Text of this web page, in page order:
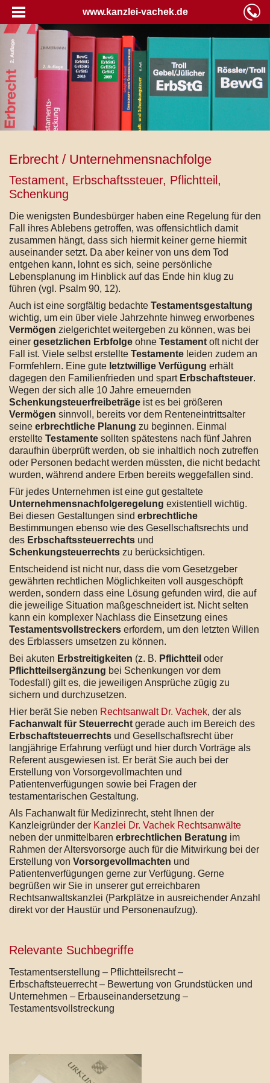
www.kanzlei-vachek.de
Erbrecht / Unternehmensnachfolge
Testament, Erbschaftssteuer, Pflichtteil,
Schenkung
Die wenigsten Bundesbürger haben eine Regelung für den
Fall ihres Ablebens getroffen, was offensichtlich damit
zusammen hängt, dass sich hiermit keiner gerne hiermit
auseinander setzt. Da aber keiner von uns dem Tod
entgehen kann, lohnt es sich, seine persönliche
Lebensplanung im Hinblick auf das Ende hin klug zu
führen (vgl. Psalm 90, 12).
Auch ist eine sorgfältig bedachte Testamentsgestaltung
wichtig, um ein über viele Jahrzehnte hinweg erworbenes
Vermögen zielgerichtet weitergeben zu können, was bei
einer gesetzlichen Erbfolge ohne Testament oft nicht der
Fall ist. Viele selbst erstellte Testamente leiden zudem an
Formfehlern. Eine gute letztwillige Verfügung erhält
dagegen den Familienfrieden und spart Erbschaftsteuer.
Wegen der sich alle 10 Jahre erneuernden
Schenkungsteuerfreibeträge ist es bei größeren
Vermögen sinnvoll, bereits vor dem Renteneintrittsalter
seine erbrechtliche Planung zu beginnen. Einmal
erstellte Testamente sollten spätestens nach fünf Jahren
daraufhin überprüft werden, ob sie inhaltlich noch zutreffen
oder Personen bedacht werden müssten, die nicht bedacht
wurden, während andere Erben bereits weggefallen sind.
Für jedes Unternehmen ist eine gut gestaltete
Unternehmensnachfolgeregelung existentiell wichtig.
Bei diesen Gestaltungen sind erbrechtliche
Bestimmungen ebenso wie des Gesellschaftsrechts und
des Erbschaftssteuerrechts und
Schenkungsteuerrechts zu berücksichtigen.
Entscheidend ist nicht nur, dass die vom Gesetzgeber
gewährten rechtlichen Möglichkeiten voll ausgeschöpft
werden, sondern dass eine Lösung gefunden wird, die auf
die jeweilige Situation maßgeschneidert ist. Nicht selten
kann ein komplexer Nachlass die Einsetzung eines
Testamentsvollstreckers erfordern, um den letzten Willen
des Erblassers umsetzen zu können.
Bei akuten Erbstreitigkeiten (z. B. Pflichtteil oder
Pflichtteilsergänzung bei Schenkungen vor dem
Todesfall) gilt es, die jeweiligen Ansprüche zügig zu
sichern und durchzusetzen.
Hier berät Sie neben Rechtsanwalt Dr. Vachek, der als
Fachanwalt für Steuerrecht gerade auch im Bereich des
Erbschaftsteuerrechts und Gesellschaftsrecht über
langjährige Erfahrung verfügt und hier durch Vorträge als
Referent ausgewiesen ist. Er berät Sie auch bei der
Erstellung von Vorsorgevollmachten und
Patientenverfügungen sowie bei Fragen der
testamentarischen Gestaltung.
Als Fachanwalt für Medizinrecht, steht Ihnen der
Kanzleigründer der Kanzlei Dr. Vachek Rechtsanwälte
neben der unmittelbaren erbrechtlichen Beratung im
Rahmen der Altersvorsorge auch für die Mitwirkung bei der
Erstellung von Vorsorgevollmachten und
Patientenverfügungen gerne zur Verfügung. Gerne
begrüßen wir Sie in unserer gut erreichbaren
Rechtsanwaltskanzlei (Parkplätze in ausreichender Anzahl
direkt vor der Haustür und Personenaufzug).
Relevante Suchbegriffe
Testamentserstellung – Pflichtteilsrecht –
Erbschaftsteuerrecht – Bewertung von Grundstücken und
Unternehmen – Erbauseinandersetzung –
Testamentsvollstreckung